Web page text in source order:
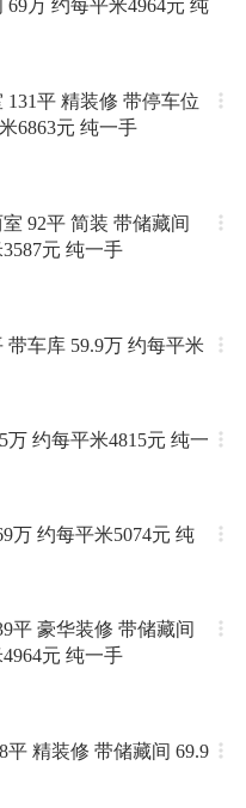
69万 约每平米4964元 纯
131平 精装修 带停车位
6863元 纯一手
92平 简装 带储藏间
元 纯一手
带车库 59.9万 约每平米
万 约每平米4815元 纯一
万 约每平米5074元 纯
平 豪华装修 带储藏间
元 纯一手
精装修 带储藏间 69.9